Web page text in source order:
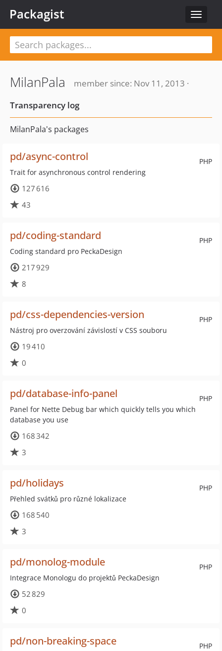
Toggle
Packagist
MilanPala
member since: Nov 11, 2013 ·
Transparency log
MilanPala's packages
PHP
pd/async-control
Trait for asynchronous control rendering
127 616
43
PHP
pd/coding-standard
Coding standard pro PeckaDesign
217 929
8
PHP
pd/css-dependencies-version
Nástroj pro overzování závislostí v CSS souboru
19 410
0
PHP
pd/database-info-panel
Panel for Nette Debug bar which quickly tells you which
database you use
168 342
3
PHP
pd/holidays
Přehled svátků pro různé lokalizace
168 540
3
PHP
pd/monolog-module
Integrace Monologu do projektů PeckaDesign
52 829
0
PHP
pd/non-breaking-space